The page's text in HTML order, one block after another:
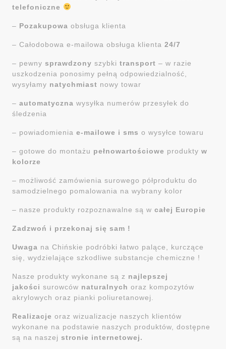
telefoniczne
– Pozakupowa obsługa klienta
– Całodobowa e-mailowa obsługa klienta 24/7
– pewny sprawdzony szybki transport – w razie
uszkodzenia ponosimy pełną odpowiedzialność,
wysyłamy natychmiast nowy towar
– automatyczna wysyłka numerów przesyłek do
śledzenia
– powiadomienia e-mailowe i sms o wysyłce towaru
– gotowe do montażu pełnowartościowe produkty w
kolorze
– możliwość zamówienia surowego półproduktu do
samodzielnego pomalowania na wybrany kolor
– nasze produkty rozpoznawalne są w całej Europie
Zadzwoń i przekonaj się sam !
Uwaga na Chińskie podróbki łatwo palące, kurczące
się, wydzielające szkodliwe substancje chemiczne !
Nasze produkty wykonane są z najlepszej
jakości surowców naturalnych oraz kompozytów
akrylowych oraz pianki poliuretanowej.
Realizacje oraz wizualizacje naszych klientów
wykonane na podstawie naszych produktów, dostępne
są na naszej stronie internetowej.